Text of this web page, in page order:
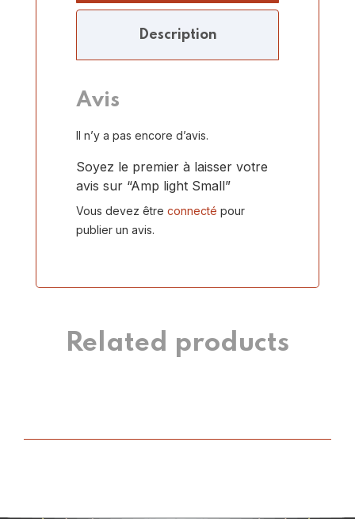
Description
Avis
Il n’y a pas encore d’avis.
Soyez le premier à laisser votre
avis sur “Amp light Small”
Vous devez être connecté pour
publier un avis.
Related products